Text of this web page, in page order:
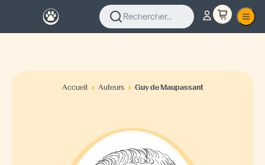
Rechercher...
Accueil Auteurs Guy de Maupassant